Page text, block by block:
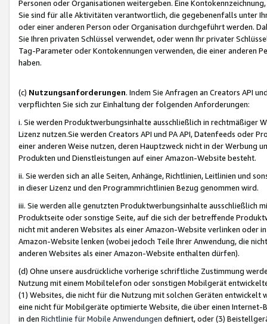
Personen oder Organisationen weitergeben. Eine
Sie sind für alle Aktivitäten verantwortlich, die gegebenenfalls unter
oder einer anderen Person oder Organisation durchgeführt werden.
Sie Ihren privaten Schlüssel verwendet, oder wenn Ihr privater
Tag-Parameter oder Kontokennungen verwenden, die einer anderen
haben.
(c) Nutzungsanforderungen. Indem Sie Anfragen an Creators API
verpflichten Sie sich zur Einhaltung der folgenden Anforderungen:
i. Sie werden Produktwerbungsinhalte ausschließlich in rechtmäßiger
Lizenz nutzen.Sie werden Creators API und PA API, Datenfeeds oder
einer anderen Weise nutzen, deren Hauptzweck nicht in der Werbung
Produkten und Dienstleistungen auf einer Amazon-Website besteht.
ii. Sie werden sich an alle Seiten, Anhänge, Richtlinien, Leitlinien und
in dieser Lizenz und den Programmrichtlinien Bezug genommen wird.
iii. Sie werden alle genutzten Produktwerbungsinhalte ausschließlich
Produktseite oder sonstige Seite, auf die sich der betreffende
nicht mit anderen Websites als einer Amazon-Website verlinken oder
Amazon-Website lenken (wobei jedoch Teile Ihrer Anwendung, die
anderen Websites als einer Amazon-Website enthalten dürfen).
(d) Ohne unsere ausdrückliche vorherige schriftliche Zustimmung
Nutzung mit einem Mobiltelefon oder sonstigen Mobilgerät
(1) Websites, die nicht für die Nutzung mit solchen Geräten
eine nicht für Mobilgeräte optimierte Website, die über einen
in den Richtlinie für Mobile Anwendungen definiert, oder (3)